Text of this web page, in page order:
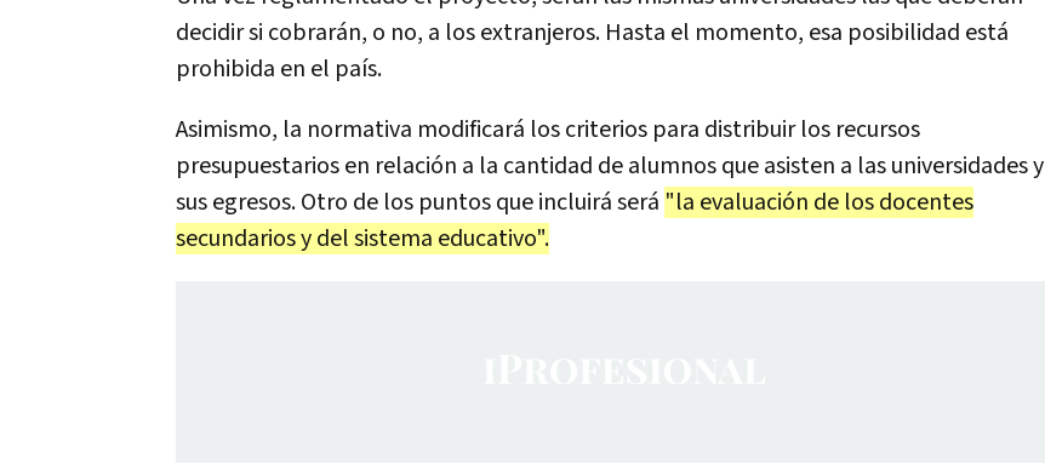
decidir si cobrarán, o no, a los extranjeros. Hasta el momento, esa posibilidad está
prohibida en el país.
Asimismo, la normativa modificará los criterios para distribuir los recursos
presupuestarios en relación a la cantidad de alumnos que asisten a las universidades y
sus egresos. Otro de los puntos que incluirá será "la evaluación de los docentes
secundarios y del sistema educativo".